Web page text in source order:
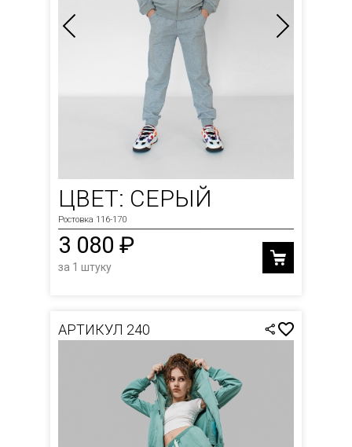
ЦВЕТ: СЕРЫЙ
Ростовка 116-170
3 080 ₽
за 1 штуку
АРТИКУЛ 240